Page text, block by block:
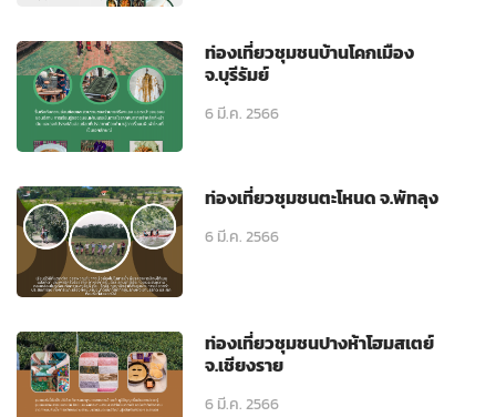
ท่องเที่ยวชุมชนบ้านโคกเมือง
จ.บุรีรัมย์
6 มี.ค. 2566
ท่องเที่ยวชุมชนตะโหนด จ.พัทลุง
6 มี.ค. 2566
ท่องเที่ยวชุมชนปางห้าโฮมสเตย์
จ.เชียงราย
6 มี.ค. 2566